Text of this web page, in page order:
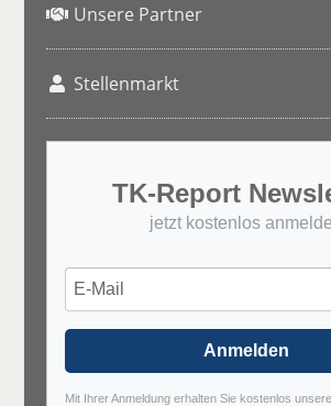
Unsere Partner
Stellenmarkt
TK-Report
jetzt kostenlos
Anmelden
Mit Ihrer Anmeldung erhalten Sie kostenlos